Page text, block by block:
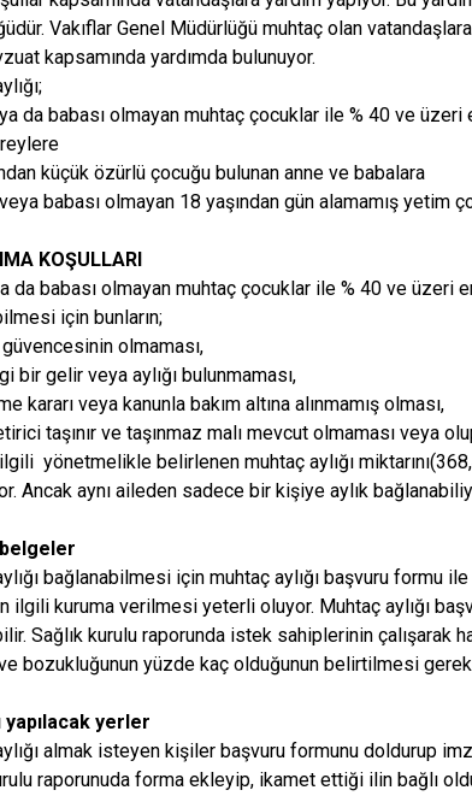
Vakıflar Genel Müdürlüğü muhtaç olan
kapsamında yardımda bulunuyor.
da babası olmayan muhtaç çocuklar ile % 40 ve üzeri
küçük özürlü çocuğu bulunan anne ve babalara
babası olmayan 18 yaşından gün alamamış yetim
KOŞULLARI
da babası olmayan muhtaç çocuklar ile % 40 ve üzeri
için bunların;
olmaması,
bir gelir veya aylığı bulunmaması,
kararı veya kanunla bakım altına alınmamış olması,
taşınır ve taşınmaz malı mevcut olmaması veya
yönetmelikle belirlenen muhtaç aylığı
Ancak aynı aileden sadece bir kişiye aylık
bağlanabilmesi için muhtaç aylığı başvuru formu
ilgili kuruma verilmesi yeterli oluyor. Muhtaç aylığı
Sağlık kurulu raporunda istek sahiplerinin çalışarak
bozukluğunun yüzde kaç olduğunun belirtilmesi
yapılacak yerler
almak isteyen kişiler başvuru formunu doldurup
raporunuda forma ekleyip, ikamet ettiği ilin bağlı